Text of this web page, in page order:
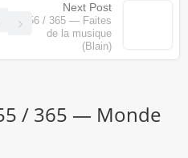
Next Post
#356 / 365 — Faites
de la musique
(Blain)
/ 365 — Monde